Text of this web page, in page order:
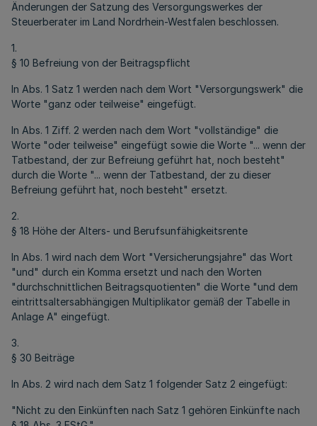
Änderungen der Satzung des Versorgungswerkes der
Steuerberater im Land Nordrhein-Westfalen beschlossen.
1.
§ 10 Befreiung von der Beitragspflicht
In Abs. 1 Satz 1 werden nach dem Wort "Versorgungswerk" die
Worte "ganz oder teilweise" eingefügt.
In Abs. 1 Ziff. 2 werden nach dem Wort "vollständige" die
Worte "oder teilweise" eingefügt sowie die Worte "... wenn der
Tatbestand, der zur Befreiung geführt hat, noch besteht"
durch die Worte "... wenn der Tatbestand, der zu dieser
Befreiung geführt hat, noch besteht" ersetzt.
2.
§ 18 Höhe der Alters- und Berufsunfähigkeitsrente
In Abs. 1 wird nach dem Wort "Versicherungsjahre" das Wort
"und" durch ein Komma ersetzt und nach den Worten
"durchschnittlichen Beitragsquotienten" die Worte "und dem
eintrittsaltersabhängigen Multiplikator gemäß der Tabelle in
Anlage A" eingefügt.
3.
§ 30 Beiträge
In Abs. 2 wird nach dem Satz 1 folgender Satz 2 eingefügt:
"Nicht zu den Einkünften nach Satz 1 gehören Einkünfte nach